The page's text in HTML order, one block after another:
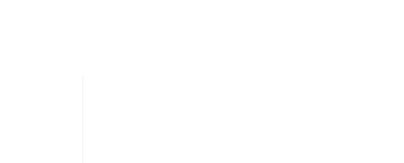
Un concept de